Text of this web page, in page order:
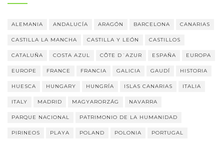
ALEMANIA ANDALUCÍA ARAGÓN BARCELONA CANARIAS
CASTILLA LA MANCHA CASTILLA Y LEÓN CASTILLOS
CATALUÑA COSTA AZUL CÔTE D´AZUR ESPAÑA EUROPA
EUROPE FRANCE FRANCIA GALICIA GAUDÍ HISTORIA
HUESCA HUNGARY HUNGRÍA ISLAS CANARIAS ITALIA
ITALY MADRID MAGYARORZÁG NAVARRA
PARQUE NACIONAL PATRIMONIO DE LA HUMANIDAD
PIRINEOS PLAYA POLAND POLONIA PORTUGAL